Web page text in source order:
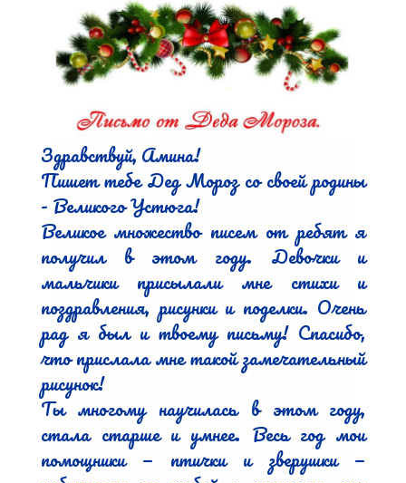
Здравствуй, Амина!
Пишет тебе Дед Мороз со своей родины
- Великого Устюга!
Великое множество писем от ребят я
получил в этом году. Девочки и
мальчики присылали мне стихи и
поздравления, рисунки и поделки. Очень
рад я был и твоему письму! Спасибо,
что прислала мне такой замечательный
рисунок!
Ты многому научилась в этом году,
стала старше и умнее. Весь год мои
помощники — птички и зверушки —